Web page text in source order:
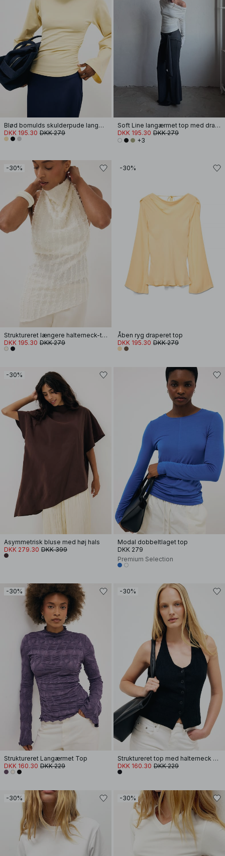
Blød bomulds skulderpude langærmet T-shirt
DKK 195.30 DKK 279
Soft Line langærmet top med drapering
DKK 195.30 DKK 279
+3
-30%
Struktureret længere halterneck-top
DKK 195.30 DKK 279
-30%
Åben ryg draperet top
DKK 195.30 DKK 279
-30%
Asymmetrisk bluse med høj hals
DKK 279.30 DKK 399
Modal dobbeltlaget top
DKK 279
Premium Selection
-30%
Struktureret Langærmet Top
DKK 160.30 DKK 229
-30%
Struktureret top med halterneck og knapper
DKK 160.30 DKK 229
-30% -30%